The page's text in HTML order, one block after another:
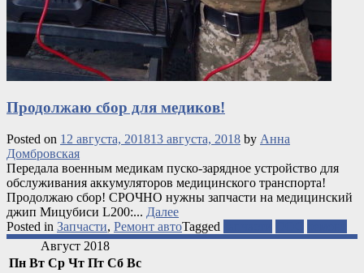
Продолжаю сбор для медиков!
Posted on 12 августа, 201813 августа, 2018 by Анна
Домбровская
Передала военным медикам пуско-зарядное устройство для
обслуживания аккумуляторов медицинского транспорта!
Продолжаю сбор! СРОЧНО нужны запчасти на медицинский
джип Мицубиси L200:... Далее
Posted in Запчасти, Ремонт автоTagged
Август 2018
Пн Вт Ср Чт Пт Сб Вс